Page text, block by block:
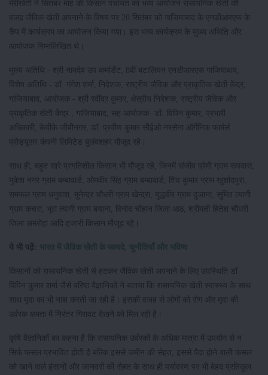
मेरीखेती ने सितंबर माह की किसान पंचायत का भव्य आयोजन रासायनिक खेती की
वजह जैविक खेती अपनाने के विषय पर 20 सितंबर को गाजियाबाद के एनडीआरएफ के
कैंप में कार्यक्रम का आयोजन किया गया। इस भव्य कार्यक्रम के मुख्य अथिति और
आयोजक निम्नलिखित थे।
मुख्य अतिथि - श्री नामदेव उप कमांडेंट, 8वीं बटालियन एनडीआरएफ गाजियाबाद,
विशेष अतिथि - डॉ. गंगेश शर्मा, निदेशक, राष्ट्रीय जैविक और प्राकृतिक खेती केंद्र,
गाजियाबाद, आयोजक - श्री रवींद्र कुमार, क्षेत्रीय निदेशक, राष्ट्रीय जैविक और
प्राकृतिक खेती केंद्र , गाजियाबाद, सह आयोजक- डॉ. विपिन कुमार, प्रभारी
अधिकारी, केवीके जीबीनगर, डॉ. प्रवीण कुमार सीईओ नरसेना ऑर्गेनिक फार्मर्स
प्रोड्यूसर कंपनी लिमिटेड बुलंदशहर मौजूद रहे।
साथ ही, बहुत सारे प्रगतिशील किसान भी मौजूद रहे, जिनमें संजीव प्रेमी ग्राम रूपवास,
मुकेश नगर ग्राम बम्बावार्ड, ओमवीर सिंह ग्राम बम्बावार्ड, शिव कुमार ग्राम खुर्शादपुरा,
रामफल ग्राम धनुवाश, मुनेन्द्र चौधरी ग्राम खेन्द्रा, युद्धवीर ग्राम दुजाना, सुमित त्यागी
ग्राम कचरा, भूरा त्यागी ग्राम बयाना, विनोद चौहान जिला आठ, श्रीमती हितेश चौधरी
जिला अमरोहा आदि हजारों किसान मौजूद रहे।
ये भी पढ़ें: भारत में जैविक खेती के फायदे, चुनौतियाँ और भविष्य
किसानों को रासायनिक खेती से हटकर जैविक खेती अपनाने के लिए उपस्थिति डॉ
विपिन कुमार शर्मा जैसे वरिष्ठ वैज्ञानिकों ने बताया कि रासायनिक खेती स्वास्थ्य के साथ
साथ मृदा का भी नाश करती जा रही है। इसकी वजह से लोगों को रोग और मृदा की
उर्वरक क्षमता में निरंतर गिरावट देखने को मिल रही है।
कृषि वैज्ञानिकों का कहना है कि रासायनिक उर्वरकों के अधिक मात्रा में उपयोग से न
सिर्फ फसल प्रभावित होती है बल्कि इससे जमीन की सेहत, इससे पैदा होने वाली फसल
को खाने वाले इंसानों और जानवरों की सेहत के साथ ही पर्यावरण पर भी बेहद प्रतिकूल